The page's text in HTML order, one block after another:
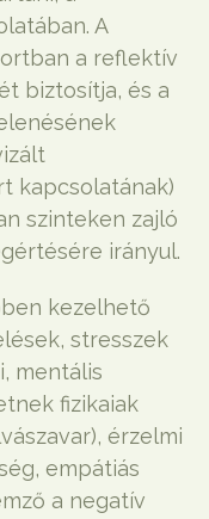
A
a reflektív
biztosítja, és a
kapcsolatának)
szinteken zajló
irányul.
kezelhető
stresszek
mentális
fizikaiak
érzelmi
empátiás
a negatív